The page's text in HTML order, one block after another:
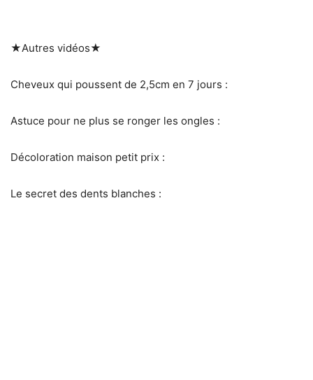
★Autres vidéos★
Cheveux qui poussent de 2,5cm en 7 jours :
Astuce pour ne plus se ronger les ongles :
Décoloration maison petit prix :
Le secret des dents blanches :